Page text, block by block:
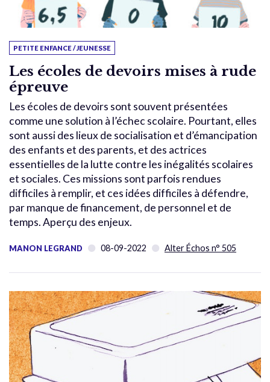
PETITE ENFANCE / JEUNESSE
Les écoles de devoirs mises à rude
épreuve
Les écoles de devoirs sont souvent présentées
comme une solution à l’échec scolaire. Pourtant, elles
sont aussi des lieux de socialisation et d’émancipation
des enfants et des parents, et des actrices
essentielles de la lutte contre les inégalités scolaires
et sociales. Ces missions sont parfois rendues
difficiles à remplir, et ces idées difficiles à défendre,
par manque de financement, de personnel et de
temps. Aperçu des enjeux.
MANON LEGRAND 08-09-2022 Alter Échos n° 505